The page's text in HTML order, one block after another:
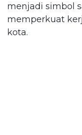
menjadi simbol
memperkuat
kota.